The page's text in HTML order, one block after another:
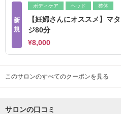
新
規
ボディケア ヘッド 整体
【妊婦さんにオススメ】マ
ジ80分
¥8,000
このサロンのすべてのクーポンを見る
サロンの口コミ